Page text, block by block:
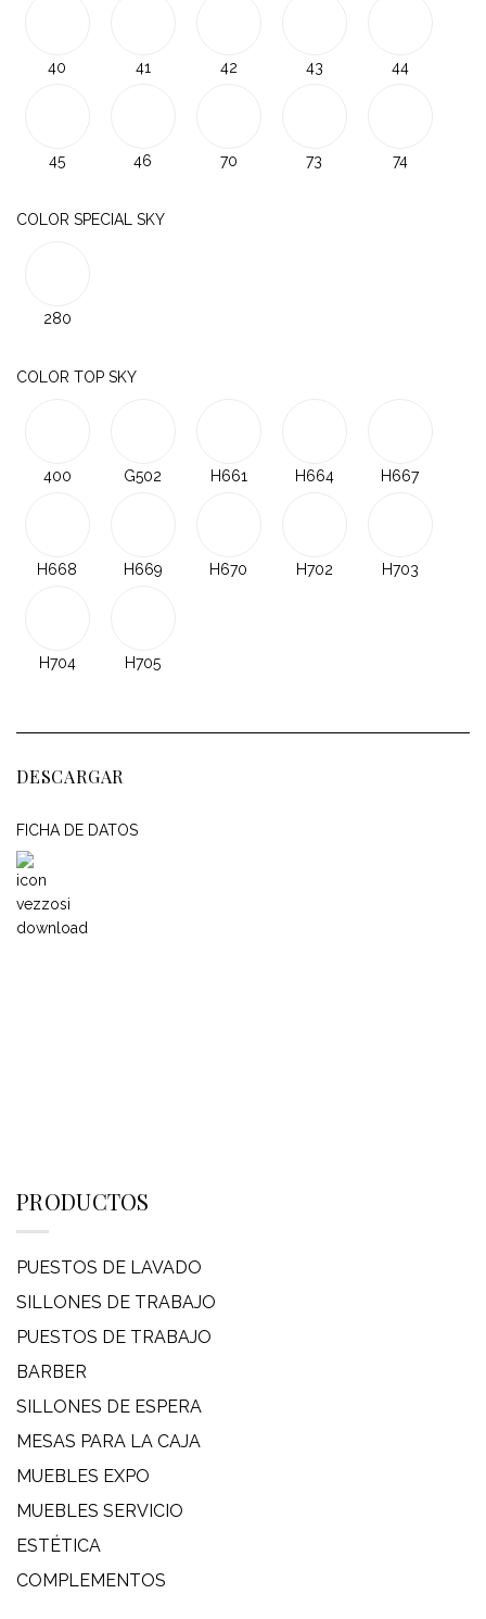
40 41 42 43 44
45 46 70 73 74
COLOR SPECIAL SKY
280
COLOR TOP SKY
400 G502 H661 H664 H667
H668 H669 H670 H702 H703
H704 H705
DESCARGAR
FICHA DE DATOS
PRODUCTOS
PUESTOS DE LAVADO
SILLONES DE TRABAJO
PUESTOS DE TRABAJO
BARBER
SILLONES DE ESPERA
MESAS PARA LA CAJA
MUEBLES EXPO
MUEBLES SERVICIO
ESTÉTICA
COMPLEMENTOS